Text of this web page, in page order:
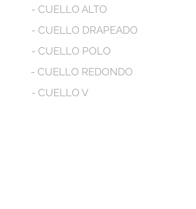
- CUELLO ALTO
- CUELLO DRAPEADO
- CUELLO POLO
- CUELLO REDONDO
- CUELLO V